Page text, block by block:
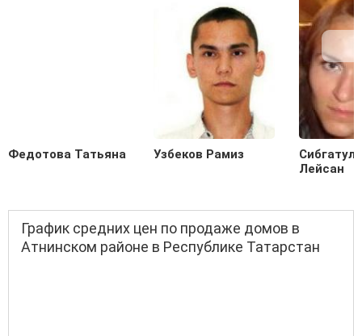
Федотова Татьяна Узбеков Рамиз
Лейсан
График средних цен по продаже домов в
Атнинском районе в Республике Татарстан